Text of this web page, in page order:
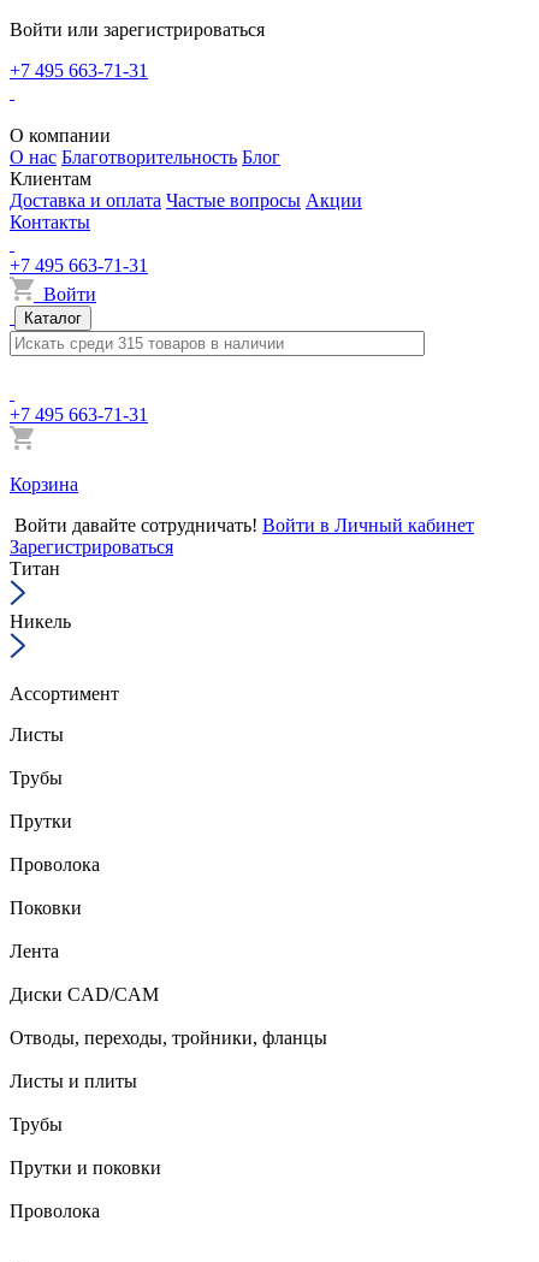
Войти или зарегистрироваться
+7 495 663-71-31
О компании
О нас Благотворительность Блог
Клиентам
Доставка и оплата Частые вопросы Акции
Контакты
+7 495 663-71-31
Войти
Каталог
+7 495 663-71-31
Корзина
Войти давайте сотрудничать! Войти в Личный кабинет
Зарегистрироваться
Титан
Никель
Ассортимент
Листы
Трубы
Прутки
Проволока
Поковки
Лента
Диски CAD/CAM
Отводы, переходы, тройники, фланцы
Листы и плиты
Трубы
Прутки и поковки
Проволока